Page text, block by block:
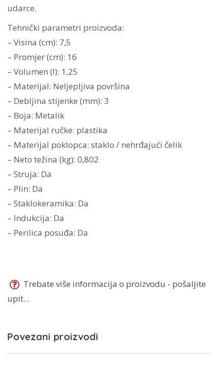
udarce.
Tehnički parametri proizvoda:
– Visina (cm): 7,5
– Promjer (cm): 16
– Volumen (l): 1,25
– Materijal: Neljepljiva površina
– Debljina stijenke (mm): 3
– Boja: Metalik
– Materijal ručke: plastika
– Materijal poklopca: staklo / nehrđajući čelik
– Neto težina (kg): 0,802
– Struja: Da
– Plin: Da
– Staklokeramika: Da
– Indukcija: Da
– Perilica posuđa: Da
Trebate više informacija o proizvodu - pošaljite
upit...
Povezani proizvodi